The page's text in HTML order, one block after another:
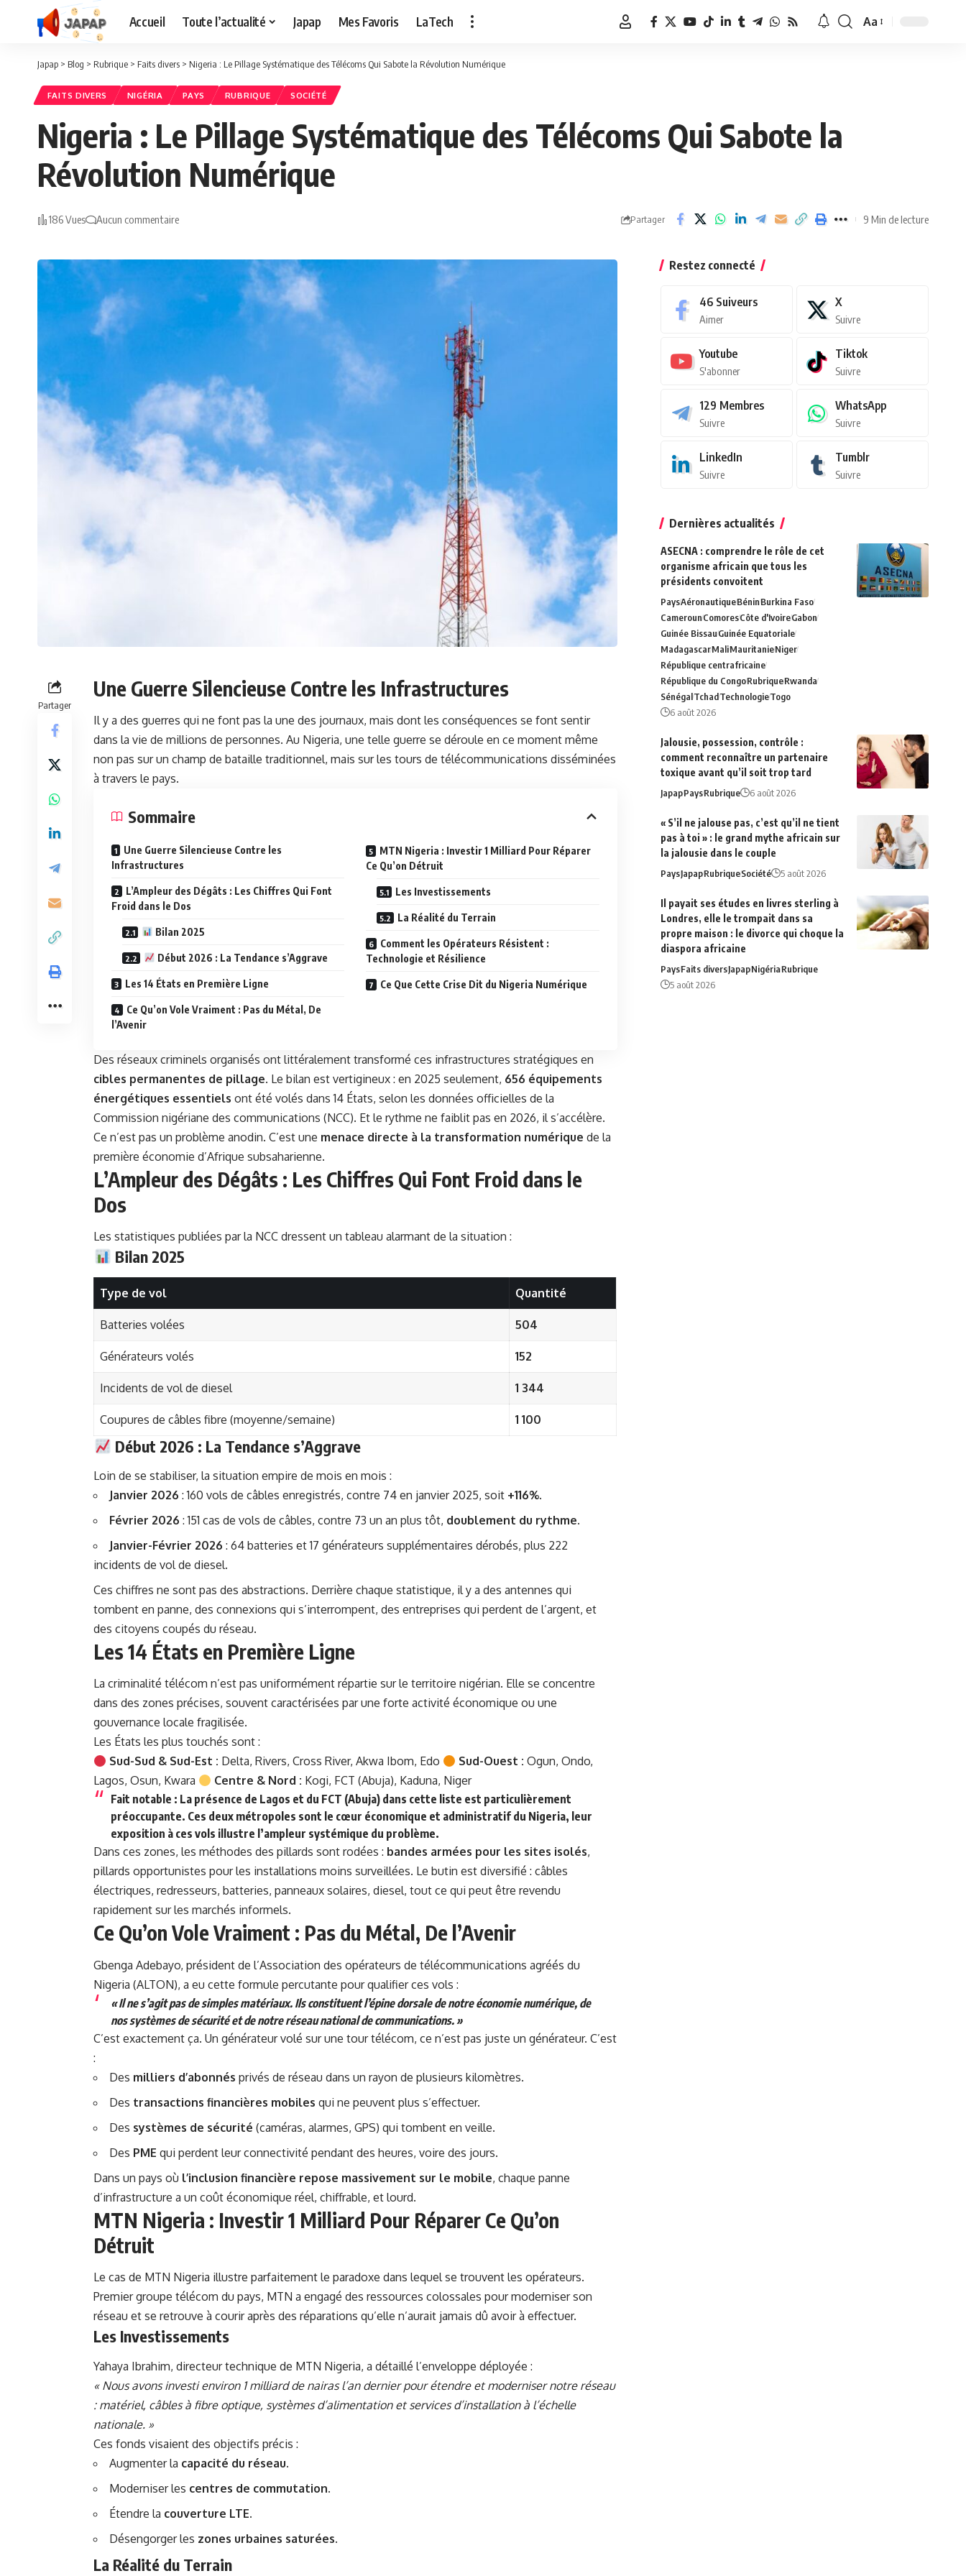
Accueil Toute l’actualité Japap Mes Favoris LaTech
Redimensionner
Aa
Japap > Blog > Rubrique > Faits divers > Nigeria : Le Pillage Systématique des Télécoms Qui Sabote la Révolution Numérique
FAITS DIVERS NIGÉRIA PAYS RUBRIQUE SOCIÉTÉ
Nigeria : Le Pillage Systématique des Télécoms Qui Sabote la
Révolution Numérique
186 Vues Aucun commentaire Partager 9 Min de lecture
Partager
Une Guerre Silencieuse Contre les Infrastructures
Il y a des guerres qui ne font pas la une des journaux, mais dont les conséquences se font sentir
dans la vie de millions de personnes. Au Nigeria, une telle guerre se déroule en ce moment même
non pas sur un champ de bataille traditionnel, mais sur les tours de télécommunications disséminées
à travers le pays.
Sommaire
Une Guerre Silencieuse Contre les
Infrastructures
L’Ampleur des Dégâts : Les Chiffres Qui Font
Froid dans le Dos
Bilan 2025
Début 2026 : La Tendance s’Aggrave
Les 14 États en Première Ligne
Ce Qu’on Vole Vraiment : Pas du Métal, De
l’Avenir
MTN Nigeria : Investir 1 Milliard Pour Réparer
Ce Qu’on Détruit
Les Investissements
La Réalité du Terrain
Comment les Opérateurs Résistent :
Technologie et Résilience
Ce Que Cette Crise Dit du Nigeria Numérique
Des réseaux criminels organisés ont littéralement transformé ces infrastructures stratégiques en
cibles permanentes de pillage. Le bilan est vertigineux : en 2025 seulement, 656 équipements
énergétiques essentiels ont été volés dans 14 États, selon les données officielles de la
Commission nigériane des communications (NCC). Et le rythme ne faiblit pas en 2026, il s’accélère.
Ce n’est pas un problème anodin. C’est une menace directe à la transformation numérique de la
première économie d’Afrique subsaharienne.
L’Ampleur des Dégâts : Les Chiffres Qui Font Froid dans le
Dos
Les statistiques publiées par la NCC dressent un tableau alarmant de la situation :
Bilan 2025
Type de vol Quantité
Batteries volées 504
Générateurs volés 152
Incidents de vol de diesel 1 344
Coupures de câbles fibre (moyenne/semaine) 1 100
Début 2026 : La Tendance s’Aggrave
Loin de se stabiliser, la situation empire de mois en mois :
Janvier 2026 : 160 vols de câbles enregistrés, contre 74 en janvier 2025, soit +116%.
Février 2026 : 151 cas de vols de câbles, contre 73 un an plus tôt, doublement du rythme.
Janvier-Février 2026 : 64 batteries et 17 générateurs supplémentaires dérobés, plus 222
incidents de vol de diesel.
Ces chiffres ne sont pas des abstractions. Derrière chaque statistique, il y a des antennes qui
tombent en panne, des connexions qui s’interrompent, des entreprises qui perdent de l’argent, et
des citoyens coupés du réseau.
Les 14 États en Première Ligne
La criminalité télécom n’est pas uniformément répartie sur le territoire nigérian. Elle se concentre
dans des zones précises, souvent caractérisées par une forte activité économique ou une
gouvernance locale fragilisée.
Les États les plus touchés sont :
Sud-Sud & Sud-Est : Delta, Rivers, Cross River, Akwa Ibom, Edo Sud-Ouest : Ogun, Ondo,
Lagos, Osun, Kwara
Centre & Nord : Kogi, FCT (Abuja), Kaduna, Niger
Fait notable : La présence de Lagos et du FCT (Abuja) dans cette liste est particulièrement
préoccupante. Ces deux métropoles sont le cœur économique et administratif du Nigeria, leur
exposition à ces vols illustre l’ampleur systémique du problème.
Dans ces zones, les méthodes des pillards sont rodées : bandes armées pour les sites isolés,
pillards opportunistes pour les installations moins surveillées. Le butin est diversifié : câbles
électriques, redresseurs, batteries, panneaux solaires, diesel, tout ce qui peut être revendu
rapidement sur les marchés informels.
Ce Qu’on Vole Vraiment : Pas du Métal, De l’Avenir
Gbenga Adebayo, président de l’Association des opérateurs de télécommunications agréés du
Nigeria (ALTON), a eu cette formule percutante pour qualifier ces vols :
« Il ne s’agit pas de simples matériaux. Ils constituent l’épine dorsale de notre économie numérique, de
nos systèmes desécuritéet de notre réseau national de communications. »
C’est exactement ça. Un générateur volé sur une tour télécom, ce n’est pas juste un générateur. C’est
:
Des milliers d’abonnés privés de réseau dans un rayon de plusieurs kilomètres.
Des transactions financières mobiles qui ne peuvent plus s’effectuer.
Des systèmes de sécurité (caméras, alarmes, GPS) qui tombent en veille.
Des PME qui perdent leur connectivité pendant des heures, voire des jours.
Dans un pays où l’inclusion financière repose massivement sur le mobile, chaque panne
d’infrastructure a un coût économique réel, chiffrable, et lourd.
MTN Nigeria : Investir 1 Milliard Pour Réparer Ce Qu’on
Détruit
Le cas de MTN Nigeria illustre parfaitement le paradoxe dans lequel se trouvent les opérateurs.
Premier groupe télécom du pays, MTN a engagé des ressources colossales pour moderniser son
réseau et se retrouve à courir après des réparations qu’elle n’aurait jamais dû avoir à effectuer.
Les Investissements
Yahaya Ibrahim, directeur technique de MTN Nigeria, a détaillé l’enveloppe déployée :
« Nous avons investi environ 1 milliard de nairas l’an dernier pour étendre et moderniser notre réseau
: matériel, câbles à fibre optique, systèmes d’alimentation et services d’installation à l’échelle
nationale. »
Ces fonds visaient des objectifs précis :
Augmenter la capacité du réseau.
Moderniser les centres de commutation.
Étendre la couverture LTE.
Désengorger les zones urbaines saturées.
La Réalité du Terrain
Restez connecté
46 Suiveurs
Aimer
X
Suivre
Youtube
S'abonner
Tiktok
Suivre
129 Membres
Suivre
WhatsApp
Suivre
LinkedIn
Suivre
Tumblr
Suivre
Dernières actualités
ASECNA : comprendre le rôle de cet
organisme africain que tous les
présidents convoitent
PaysAéronautiqueBéninBurkina Faso
CamerounComoresCôte d'IvoireGabon
Guinée BissauGuinée Equatoriale
MadagascarMaliMauritanieNiger
République centrafricaine
République du CongoRubriqueRwanda
SénégalTchadTechnologieTogo
6 août 2026
Jalousie, possession, contrôle :
comment reconnaître un partenaire
toxique avant qu’il soit trop tard
JapapPaysRubrique 6 août 2026
« S’il ne jalouse pas, c’est qu’il ne tient
pas à toi » : le grand mythe africain sur
la jalousie dans le couple
PaysJapapRubriqueSociété 5 août 2026
Il payait ses études en livres sterling à
Londres, elle le trompait dans sa
propre maison : le divorce qui choque la
diaspora africaine
PaysFaits diversJapapNigériaRubrique
5 août 2026